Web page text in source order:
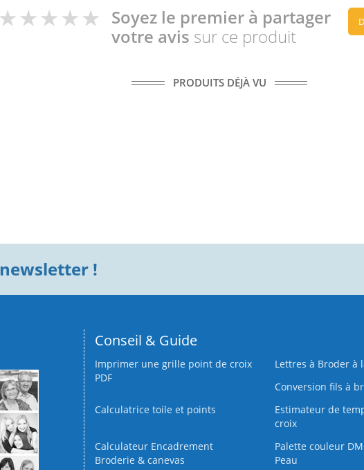
Soyez le premier à partager
votre avis sur ce produit
PRODUITS DÉJÀ VU
newsletter !
Conseil & Guide
Imprimer une grille point de croix
PDF
Lettres à Broder à
Conversion fils à
Calculatrice toile et points
Estimateur de
croix
Calculateur Encadrement
Broderie & canevas
Palette couleur
Peau